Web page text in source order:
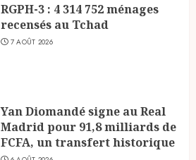
RGPH-3 : 4 314 752 ménages
recensés au Tchad
7 AOÛT 2026
Yan Diomandé signe au Real
Madrid pour 91,8 milliards de
FCFA, un transfert historique